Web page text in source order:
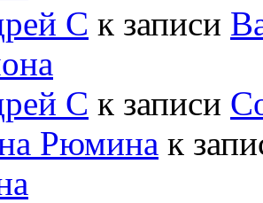
С к записи
С к записи
Рюмина к